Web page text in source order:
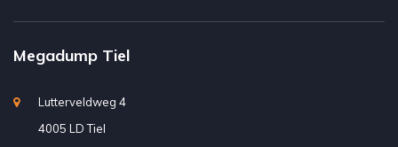
Megadump Tiel
Lutterveldweg 4
4005 LD Tiel